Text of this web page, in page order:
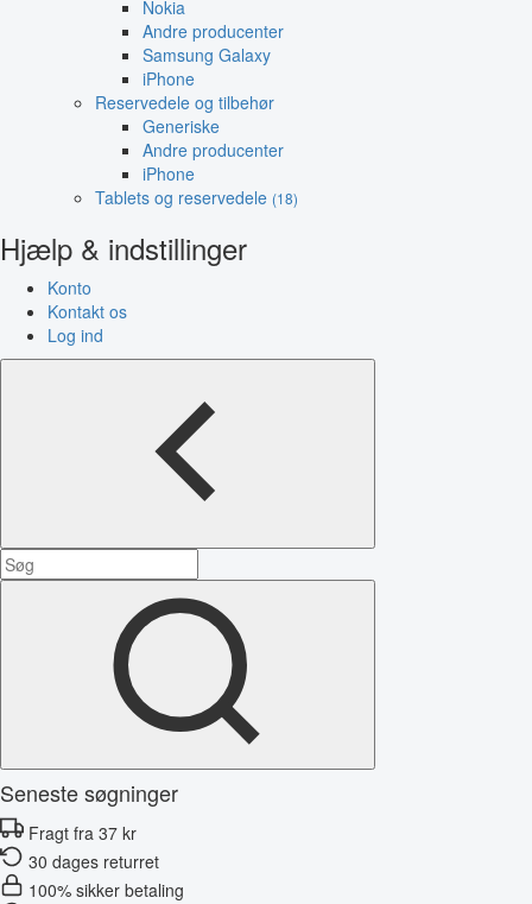
Nokia
Andre producenter
Samsung Galaxy
iPhone
Reservedele og tilbehør
Generiske
Andre producenter
iPhone
Tablets og reservedele (18)
Hjælp & indstillinger
Konto
Kontakt os
Log ind
Seneste søgninger
Fragt fra 37 kr
30 dages returret
100% sikker betaling